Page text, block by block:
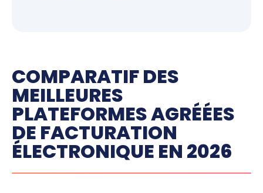
COMPARATIF DES
MEILLEURES
PLATEFORMES AGRÉÉES
DE FACTURATION
ÉLECTRONIQUE EN 2026